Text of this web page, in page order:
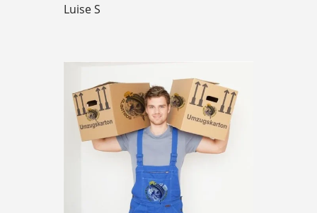
Luise S